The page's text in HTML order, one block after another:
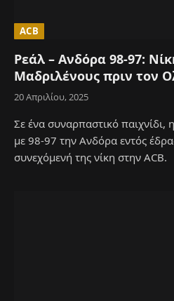
ACB
Ρεάλ – Ανδόρα 98-97:
Μαδριλένους πριν τον
20 Απριλίου, 2025
Σε ένα συναρπαστικό παιχνίδι,
με 98-97 την Ανδόρα εντός
συνεχόμενή της νίκη στην ACB.